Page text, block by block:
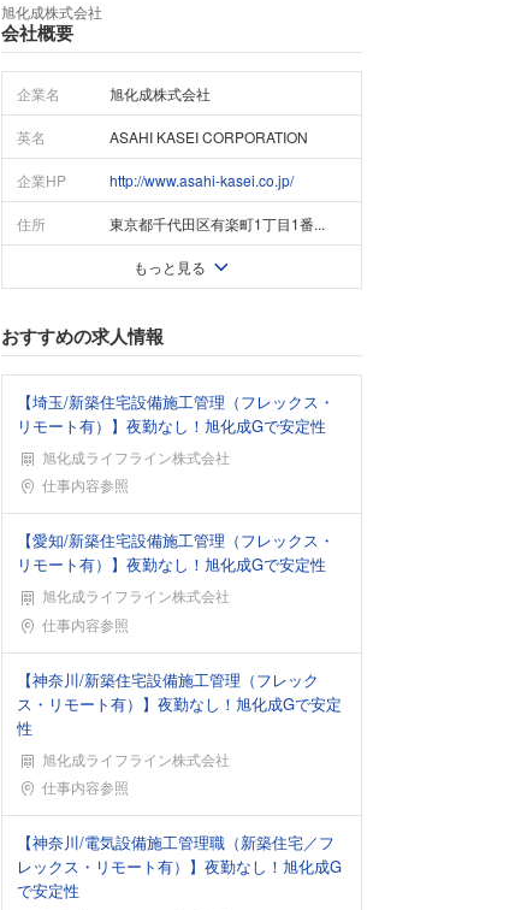
旭化成株式会社
会社概要
企業名 旭化成株式会社
英名 ASAHI KASEI CORPORATION
企業HP http://www.asahi-kasei.co.jp/
住所 東京都千代田区有楽町1丁目1番...
もっと見る
おすすめの求人情報
【埼玉/新築住宅設備施工管理（フレックス・
リモート有）】夜勤なし！旭化成Gで安定性
旭化成ライフライン株式会社
勤務地仕事内容参照
【愛知/新築住宅設備施工管理（フレックス・
リモート有）】夜勤なし！旭化成Gで安定性
旭化成ライフライン株式会社
勤務地仕事内容参照
【神奈川/新築住宅設備施工管理（フレック
ス・リモート有）】夜勤なし！旭化成Gで安定
性
旭化成ライフライン株式会社
勤務地仕事内容参照
【神奈川/電気設備施工管理職（新築住宅／フ
レックス・リモート有）】夜勤なし！旭化成G
で安定性